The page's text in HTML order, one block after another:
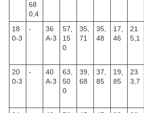
68
0,4
18
0-3
-
36
А-3
57,
15
0
35,
71
35,
48
17,
46
21
5,1
20
0-3
-
40
А-3
63,
50
0
39,
68
37,
85
19,
85
23
3,7